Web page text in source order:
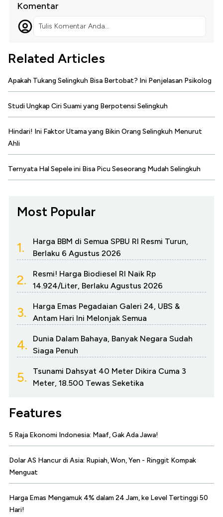
Komentar
Tulis Komentar Anda...
Related Articles
Apakah Tukang Selingkuh Bisa Bertobat? Ini Penjelasan Psikolog
Studi Ungkap Ciri Suami yang Berpotensi Selingkuh
Hindari! Ini Faktor Utama yang Bikin Orang Selingkuh Menurut
Ahli
Ternyata Hal Sepele ini Bisa Picu Seseorang Mudah Selingkuh
Most Popular
1.
Harga BBM di Semua SPBU RI Resmi Turun,
Berlaku 6 Agustus 2026
2.
Resmi! Harga Biodiesel RI Naik Rp
14.924/Liter, Berlaku Agustus 2026
3.
Harga Emas Pegadaian Galeri 24, UBS &
Antam Hari Ini Melonjak Semua
4.
Dunia Dalam Bahaya, Banyak Negara Sudah
Siaga Penuh
5.
Tsunami Dahsyat 40 Meter Dikira Cuma 3
Meter, 18.500 Tewas Seketika
Features
5 Raja Ekonomi Indonesia: Maaf, Gak Ada Jawa!
Dolar AS Hancur di Asia: Rupiah, Won, Yen - Ringgit Kompak
Menguat
Harga Emas Mengamuk 4% dalam 24 Jam, ke Level Tertinggi 50
Hari!